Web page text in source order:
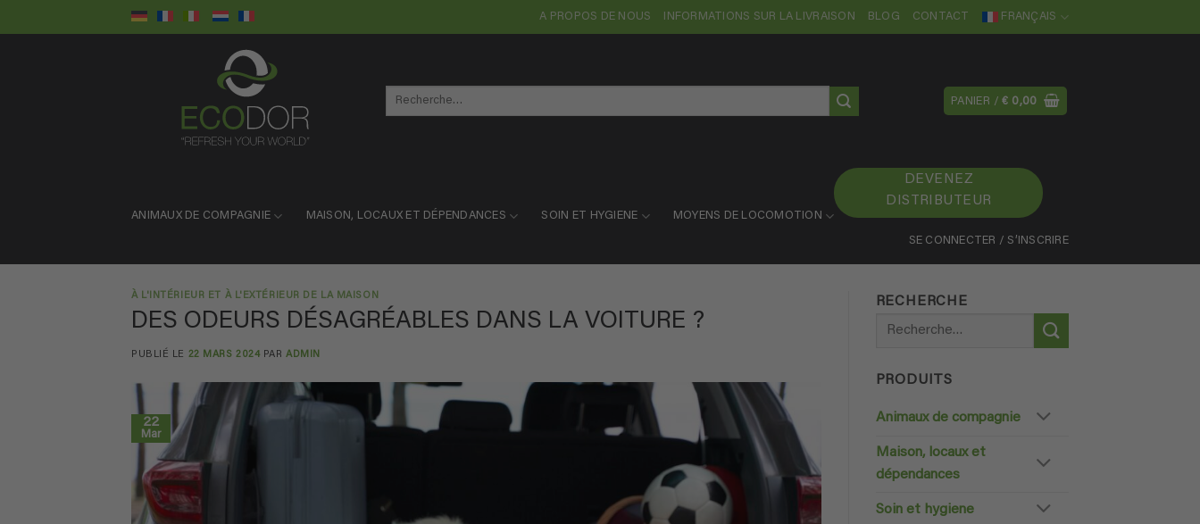
au
A PROPOS DE NOUS INFORMATIONS SUR LA LIVRAISON BLOG CONTACT FRANÇAIS
Recherche
PANIER /€ 0,00
ANIMAUX DE COMPAGNIE MAISON, LOCAUX ET DÉPENDANCES SOIN ET HYGIENE MOYENS DE LOCOMOTION
DEVENEZ
DISTRIBUTEUR
SE CONNECTER / S’INSCRIRE
À L'INTÉRIEUR ET À L'EXTÉRIEUR DE LA MAISON
DES ODEURS DÉSAGRÉABLES DANS LA VOITURE ?
PUBLIÉ LE 22 MARS 2024 PARADMIN
22
Mar
RECHERCHE
Recherche
PRODUITS
Animaux de compagnie
Maison, locaux et
dépendances
Soin et hygiene